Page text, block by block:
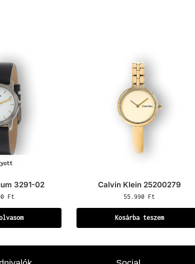
3291-02
Ft
Calvin Klein 25200279
55.990 Ft
Kosárba teszem